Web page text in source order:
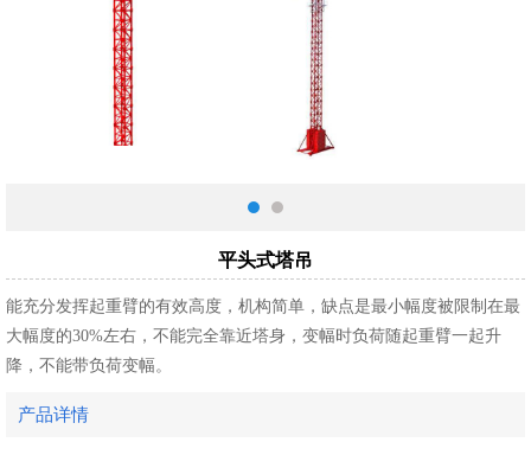
平头式塔吊
能充分发挥起重臂的有效高度，机构简单，缺点是最小幅度被限制在最
大幅度的30%左右，不能完全靠近塔身，变幅时负荷随起重臂一起升
降，不能带负荷变幅。
产品详情